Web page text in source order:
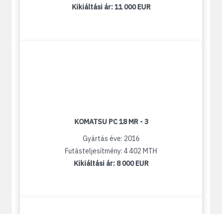
Kikiáltási ár:11 000 EUR
KOMATSU PC 18 MR - 3
Gyártás éve: 2016
Futásteljesítmény: 4 402 MTH
Kikiáltási ár: 8 000 EUR